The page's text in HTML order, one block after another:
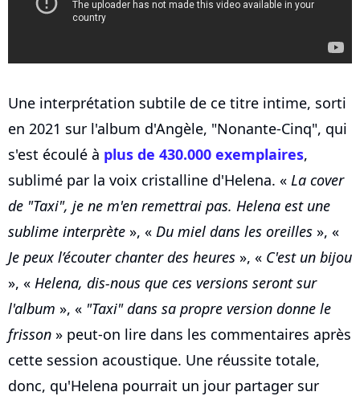
Une interprétation subtile de ce titre intime, sorti
en 2021 sur l'album d'Angèle, "Nonante-Cinq", qui
s'est écoulé à plus de 430.000 exemplaires,
sublimé par la voix cristalline d'Helena. « La cover
de "Taxi", je ne m'en remettrai pas. Helena est une
sublime interprète », « Du miel dans les oreilles », «
Je peux l’écouter chanter des heures », « C'est un bijou
», « Helena, dis-nous que ces versions seront sur
l'album », « "Taxi" dans sa propre version donne le
frisson » peut-on lire dans les commentaires après
cette session acoustique. Une réussite totale,
donc, qu'Helena pourrait un jour partager sur